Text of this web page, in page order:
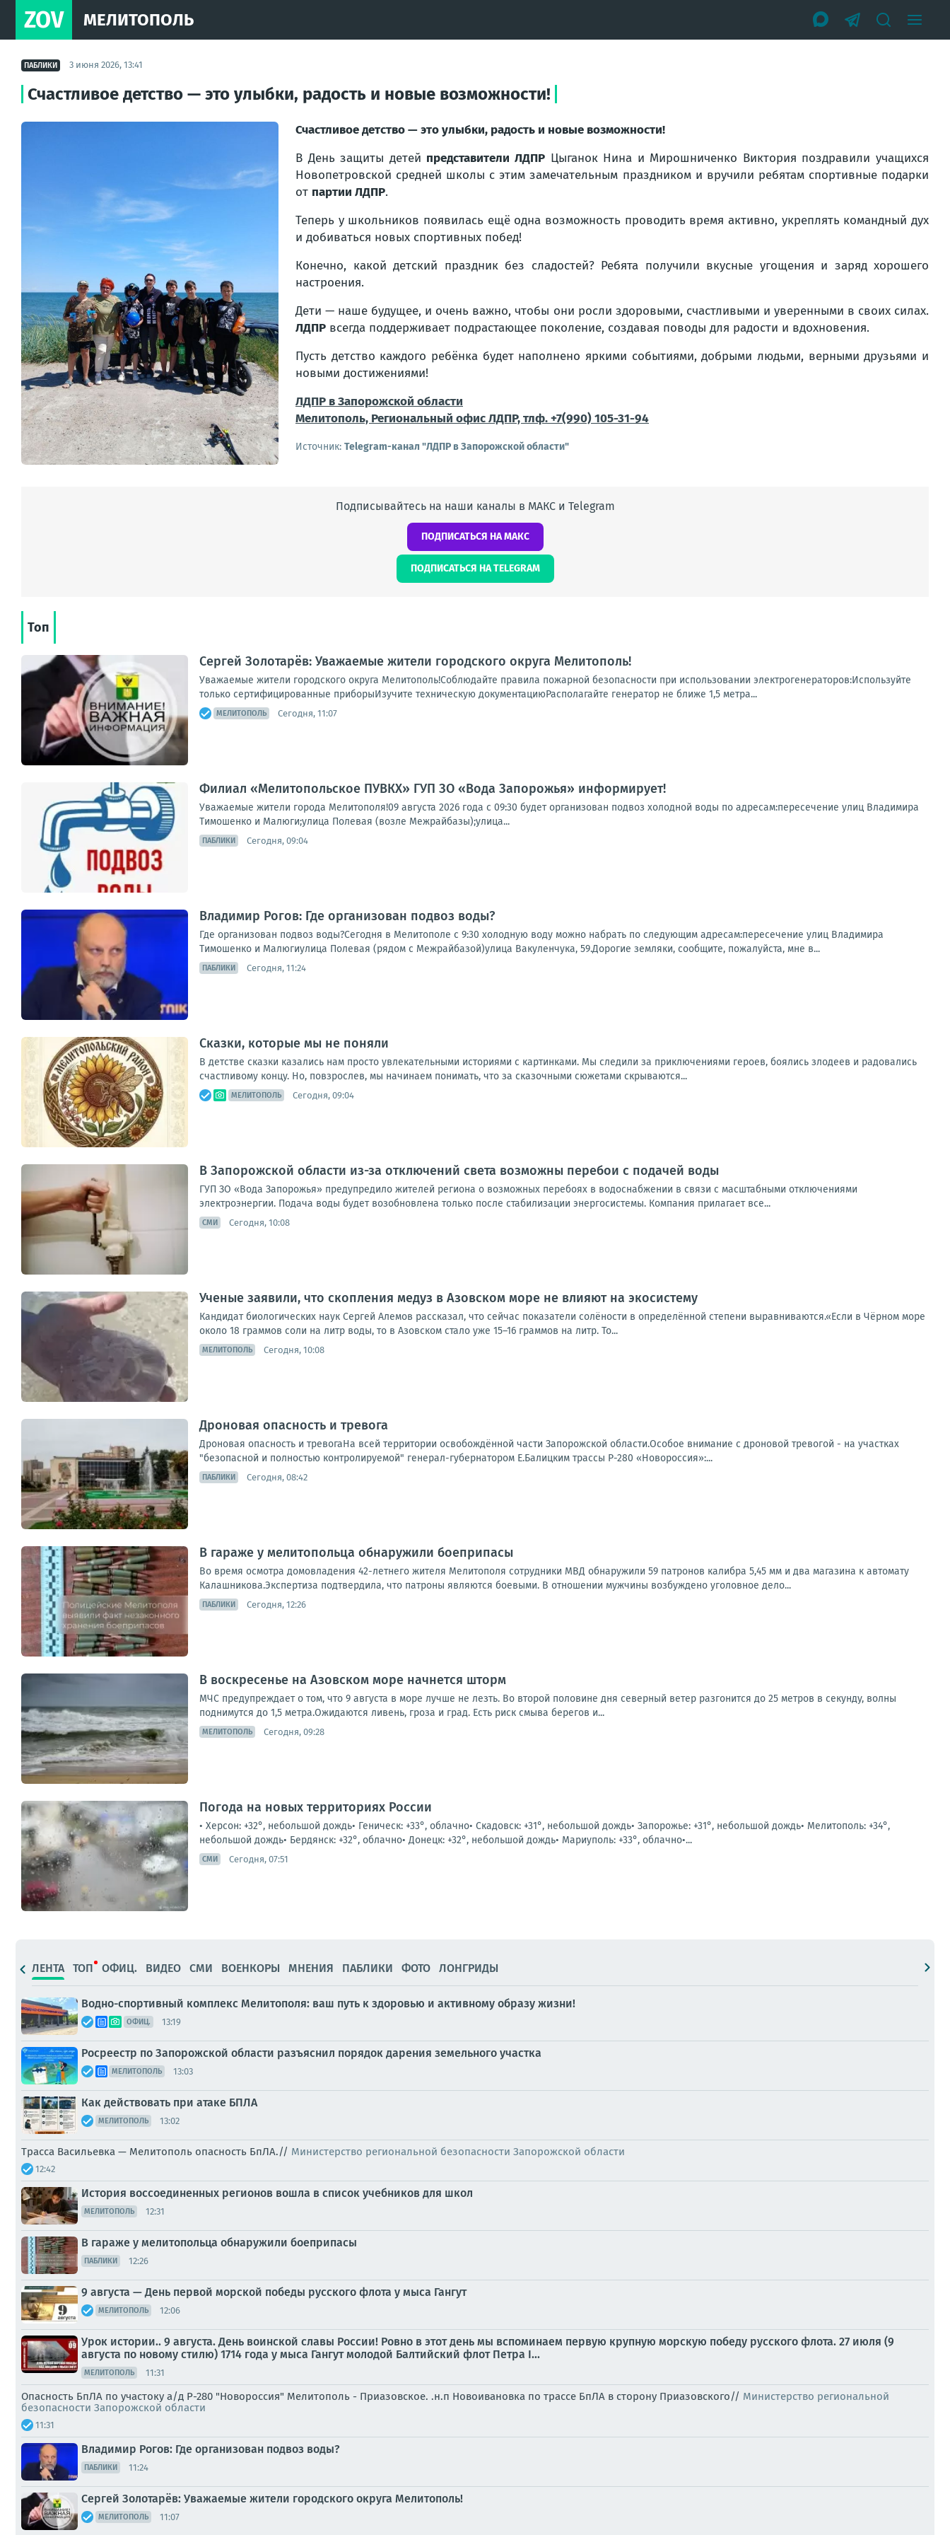
ZOV МЕЛИТОПОЛЬ
ПАБЛИКИ 3 июня 2026, 13:41
Счастливое детство — это улыбки, радость и новые возможности!
Счастливое детство — это улыбки, радость и новые возможности!
В День защиты детей представители ЛДПРЦыганок Нина и Мирошниченко Виктория поздравили учащихся
Новопетровской средней школы с этим замечательным праздником и вручили ребятам спортивные подарки
от партии ЛДПР.
Теперь у школьников появилась ещё одна возможность проводить время активно, укреплять командный дух
и добиваться новых спортивных побед!
Конечно, какой детский праздник без сладостей? Ребята получили вкусные угощения и заряд хорошего
настроения.
Дети — наше будущее, и очень важно, чтобы они росли здоровыми, счастливыми и уверенными в своих силах.
ЛДПР всегда поддерживает подрастающее поколение, создавая поводы для радости и вдохновения.
Пусть детство каждого ребёнка будет наполнено яркими событиями, добрыми людьми, верными друзьями и
новыми достижениями!
ЛДПР в Запорожской области
Мелитополь, Региональный офис ЛДПР, тлф. +7(990) 105-31-94
Источник: Telegram-канал "ЛДПР в Запорожской области"
Подписывайтесь на наши каналы в МАКС и Telegram
ПОДПИСАТЬСЯ НА МАКС
ПОДПИСАТЬСЯ НА TELEGRAM
Топ
Сергей Золотарёв: Уважаемые жители городского округа Мелитополь!
Уважаемые жители городского округа Мелитополь!Соблюдайте правила пожарной безопасности при использовании электрогенераторов:Используйте
только сертифицированные приборыИзучите техническую документациюРасполагайте генератор не ближе 1,5 метра...
МЕЛИТОПОЛЬ Сегодня, 11:07
Филиал «Мелитопольское ПУВКХ» ГУП ЗО «Вода Запорожья» информирует!
Уважаемые жители города Мелитополя!09 августа 2026 года с 09:30 будет организован подвоз холодной воды по адресам:пересечение улиц Владимира
Тимошенко и Малюги;улица Полевая (возле Межрайбазы);улица...
ПАБЛИКИ Сегодня, 09:04
Владимир Рогов: Где организован подвоз воды?
Где организован подвоз воды?Сегодня в Мелитополе с 9:30 холодную воду можно набрать по следующим адресам:пересечение улиц Владимира
Тимошенко и Малюгиулица Полевая (рядом с Межрайбазой)улица Вакуленчука, 59.Дорогие земляки, сообщите, пожалуйста, мне в...
ПАБЛИКИ Сегодня, 11:24
Сказки, которые мы не поняли
В детстве сказки казались нам просто увлекательными историями с картинками. Мы следили за приключениями героев, боялись злодеев и радовались
счастливому концу. Но, повзрослев, мы начинаем понимать, что за сказочными сюжетами скрываются...
МЕЛИТОПОЛЬ Сегодня, 09:04
В Запорожской области из-за отключений света возможны перебои с подачей воды
ГУП ЗО «Вода Запорожья» предупредило жителей региона о возможных перебоях в водоснабжении в связи с масштабными отключениями
электроэнергии. Подача воды будет возобновлена только после стабилизации энергосистемы. Компания прилагает все...
СМИ Сегодня, 10:08
Ученые заявили, что скопления медуз в Азовском море не влияют на экосистему
Кандидат биологических наук Сергей Алемов рассказал, что сейчас показатели солёности в определённой степени выравниваются.«Если в Чёрном море
около 18 граммов соли на литр воды, то в Азовском стало уже 15–16 граммов на литр. То...
МЕЛИТОПОЛЬ Сегодня, 10:08
Дроновая опасность и тревога
Дроновая опасность и тревогаНа всей территории освобождённой части Запорожской области.Особое внимание с дроновой тревогой - на участках
"безопасной и полностью контролируемой" генерал-губернатором Е.Балицким трассы Р-280 «Новороссия»:...
ПАБЛИКИ Сегодня, 08:42
В гараже у мелитопольца обнаружили боеприпасы
Во время осмотра домовладения 42-летнего жителя Мелитополя сотрудники МВД обнаружили 59 патронов калибра 5,45 мм и два магазина к автомату
Калашникова.Экспертиза подтвердила, что патроны являются боевыми. В отношении мужчины возбуждено уголовное дело...
ПАБЛИКИ Сегодня, 12:26
В воскресенье на Азовском море начнется шторм
МЧС предупреждает о том, что 9 августа в море лучше не лезть. Во второй половине дня северный ветер разгонится до 25 метров в секунду, волны
поднимутся до 1,5 метра.Ожидаются ливень, гроза и град. Есть риск смыва берегов и...
МЕЛИТОПОЛЬ Сегодня, 09:28
Погода на новых территориях России
• Херсон: +32°, небольшой дождь• Геническ: +33°, облачно• Скадовск: +31°, небольшой дождь• Запорожье: +31°, небольшой дождь• Мелитополь: +34°,
небольшой дождь• Бердянск: +32°, облачно• Донецк: +32°, небольшой дождь• Мариуполь: +33°, облачно•...
СМИ Сегодня, 07:51
ЛЕНТА ТОП ОФИЦ. ВИДЕО СМИ ВОЕНКОРЫ МНЕНИЯ ПАБЛИКИ ФОТО ЛОНГРИДЫ
Водно-спортивный комплекс Мелитополя: ваш путь к здоровью и активному образу жизни!
ОФИЦ. 13:19
Росреестр по Запорожской области разъяснил порядок дарения земельного участка
МЕЛИТОПОЛЬ 13:03
Как действовать при атаке БПЛА
МЕЛИТОПОЛЬ 13:02
Трасса Васильевка — Мелитополь опасность БпЛА.// Министерство региональной безопасности Запорожской области
12:42
История воссоединенных регионов вошла в список учебников для школ
МЕЛИТОПОЛЬ 12:31
В гараже у мелитопольца обнаружили боеприпасы
ПАБЛИКИ 12:26
9 августа — День первой морской победы русского флота у мыса Гангут
МЕЛИТОПОЛЬ 12:06
Урок истории.. 9 августа. День воинской славы России! Ровно в этот день мы вспоминаем первую крупную морскую победу русского флота. 27 июля (9
августа по новому стилю) 1714 года у мыса Гангут молодой Балтийский флот Петра I...
МЕЛИТОПОЛЬ 11:31
Опасность БпЛА по участоку а/д Р-280 "Новороссия" Мелитополь - Приазовское. .н.п Новоивановка по трассе БпЛА в сторону Приазовского// Министерство региональной
безопасности Запорожской области
11:31
Владимир Рогов: Где организован подвоз воды?
ПАБЛИКИ 11:24
Сергей Золотарёв: Уважаемые жители городского округа Мелитополь!
МЕЛИТОПОЛЬ 11:07